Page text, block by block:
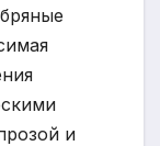
и